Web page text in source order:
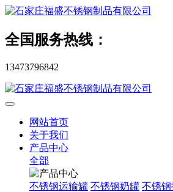
全国服务热线：
13473796842
网站首页
关于我们
产品中心
全部
不锈钢运输罐 不锈钢奶罐 不锈